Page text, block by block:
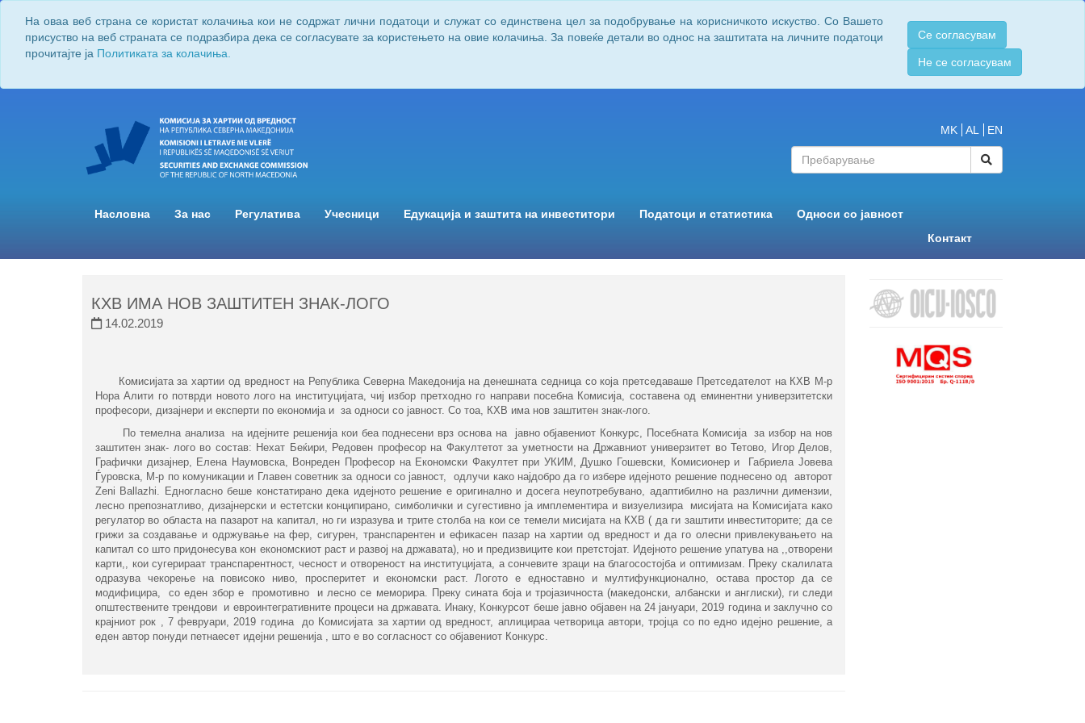
На оваа веб страна се користат колачиња кои не содржат лични податоци и служат со единствена цел за подобрување на корисничкото искуство. Со Вашето
присуство на веб страната се подразбира дека се согласувате за користењето на овие колачиња. За повеќе детали во однос на заштитата на личните податоци
прочитајте ја Политиката за колачиња.
Се согласувам
Не се согласувам
MK AL EN
Насловна За нас Регулатива Учесници Едукација и заштита на инвеститори Податоци и статистика
Односи со јавност
Контакт
КХВ ИМА НОВ ЗАШТИТЕН ЗНАК-ЛОГО
14.02.2019
Комисијата за хартии од вредност на Република Северна Македонија на денешната седница со која претседаваше Претседателот на КХВ М-р
Нора Алити го потврди новото лого на институцијата, чиј избор претходно го направи посебна Комисија, составена од еминентни универзитетски
професори, дизајнери и експерти по економија и за односи со јавност. Со тоа, КХВ има нов заштитен знак-лого.
По темелна анализа на идејните решенија кои беа поднесени врз основа на јавно објавениот Конкурс, Посебната Комисија за избор на нов
заштитен знак- лого во состав: Нехат Беќири, Редовен професор на Факултетот за уметности на Државниот универзитет во Тетово, Игор Делов,
Графички дизајнер, Елена Наумовска, Вонреден Професор на Економски Факултет при УКИМ, Душко Гошевски, Комисионер и Габриела Јовева
Ѓуровска, М-р по комуникации и Главен советник за односи со јавност, одлучи како најдобро да го избере идејното решение поднесено од авторот
Zeni Ballazhi. Едногласно беше констатирано дека идејното решение е оригинално и досега неупотребувано, адаптибилно на различни димензии,
лесно препознатливо, дизајнерски и естетски конципирано, симболички и сугестивно ја имплементира и визуелизира мисијата на Комисијата како
регулатор во областа на пазарот на капитал, но ги изразува и трите столба на кои се темели мисијата на КХВ ( да ги заштити инвеститорите; да се
грижи за создавање и одржување на фер, сигурен, транспарентен и ефикасен пазар на хартии од вредност и да го олесни привлекувањето на
капитал со што придонесува кон економскиот раст и развој на државата), но и предизвиците кои претстојат. Идејното решение упатува на ,,отворени
карти,, кои сугерираат транспарентност, чесност и отвореност на институцијата, а сончевите зраци на благосостојба и оптимизам. Преку скалилата
одразува чекорење на повисоко ниво, просперитет и економски раст. Логото е едноставно и мултифункционално, остава простор да се
модифицира, со еден збор е промотивно и лесно се меморира. Преку сината боја и тројазичноста (македонски, албански и англиски), ги следи
општествените трендови и евроинтегративните процеси на државата. Инаку, Конкурсот беше јавно објавен на 24 јануари, 2019 година и заклучно со
крајниот рок , 7 февруари, 2019 година до Комисијата за хартии од вредност, аплицираа четворица автори, тројца со по едно идејно решение, а
еден автор понуди петнаесет идејни решенија , што е во согласност со објавениот Конкурс.